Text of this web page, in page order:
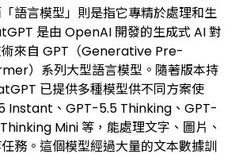
語言模型」則是指它專精於處理和生
是由 OpenAI 開發的生成式 AI 對
術來自 GPT（Generative Pre-
）系列大型語言模型。隨著版本持
已提供多種模型供不同方案使
Instant、GPT-5.5 Thinking、GPT-
Mini 等，能處理文字、圖片、
務。這個模型經過大量的文本數據訓